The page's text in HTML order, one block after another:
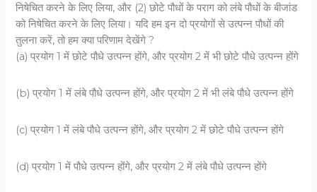
निषेचित करने के लिए लिया, और (2) छोटे पौधों के पराग को लंबे पौधों के बीजांड
को निषेचित करने के लिए लिया। यदि हम इन दो प्रयोगों से उत्पन्न पौधों की
तुलना करें, तो हम क्या परिणाम देखेंगे ?
(a) प्रयोग 1 में छोटे पौधे उत्पन्न होंगे, और प्रयोग 2 में भी छोटे पौधे उत्पन्न होंगे
(b) प्रयोग 1 में लंबे पौधे उत्पन्न होंगे, और प्रयोग 2 में भी लंबे पौधे उत्पन्न होंगे
(c) प्रयोग 1 में लंबे पौधे उत्पन्न होंगे, और प्रयोग 2 में छोटे पौधे उत्पन्न होंगे
(d) प्रयोग 1 में पौधे उत्पन्न होंगे, और प्रयोग 2 में लंबे पौधे उत्पन्न होंगे